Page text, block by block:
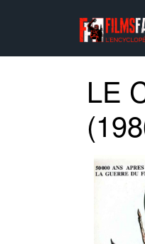
LE